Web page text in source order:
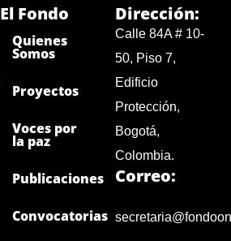
El Fondo
Quienes
Somos
Proyectos
Voces por
la paz
Publicaciones
Convocatorias
Dirección:
Calle 84A # 10-
50, Piso 7,
Edificio
Protección,
Bogotá,
Colombia.
Correo: